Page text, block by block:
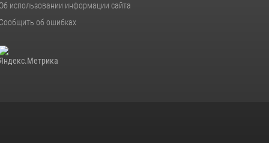
Об использовании информации сайта
Сообщить об ошибках